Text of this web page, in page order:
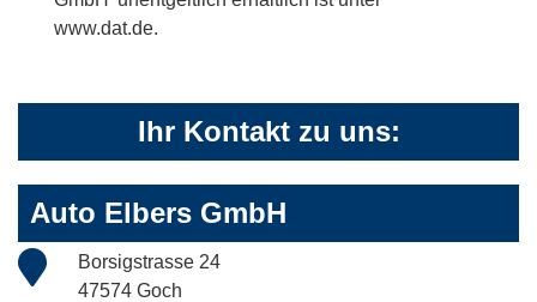
www.dat.de.
Ihr Kontakt zu uns:
Auto Elbers GmbH
Borsigstrasse 24
47574 Goch